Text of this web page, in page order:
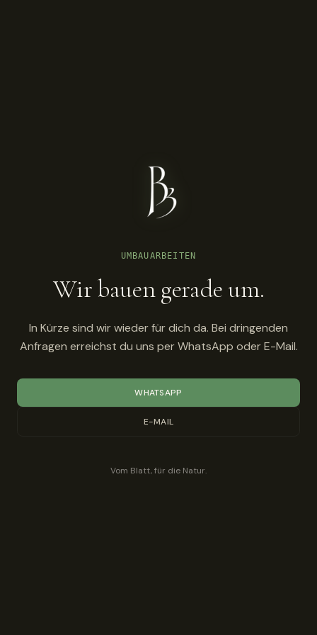
UMBAUARBEITEN
Wir bauen gerade um.
In Kürze sind wir wieder für dich da. Bei dringenden
Anfragen erreichst du uns per WhatsApp oder E-Mail.
WHATSAPP
E-MAIL
Vom Blatt, für die Natur.